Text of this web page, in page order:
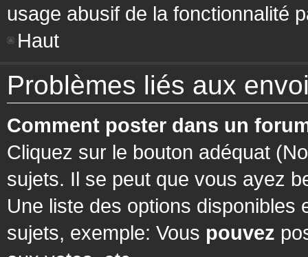
usage abusif de la fonctionnalité
Haut
Problèmes liés aux
Comment poster dans un
Cliquez sur le bouton adéquat
sujets. Il se peut que vous ayez
Une liste des options
sujets, exemple: Vous pouvez